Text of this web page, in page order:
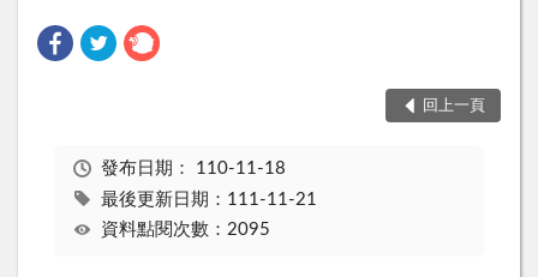
回上一頁
發布日期： 110-11-18
最後更新日期：111-11-21
資料點閱次數：2095